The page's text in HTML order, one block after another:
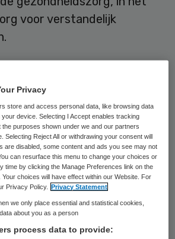
voor verstandelijk
vanwege de vernieuwende
DeSeizoenen werkt. Flach
en de menselijke
om in te spelen op
tussen cliënten, om
te brengen bij de
verspilling in de zorg tegen
kader hebben wij een
Privacy
store and access personal data, like browsing data
device. Selecting I Accept enables tracking
the purposes shown under we and our partners
Selecting Reject All or withdrawing your consent will
are disabled, some content and ads you see may not
can resurface this menu to change your choices or
time by clicking the Manage Preferences link on the
Your choices will have effect within our Website. For
Privacy Policy.
Privacy Statement
we only place essential and statistical cookies,
about you as a person
process data to provide: